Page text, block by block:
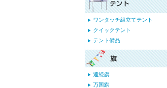
ワンタッチ組立てテント
クイックテント
テント備品
連続旗
万国旗